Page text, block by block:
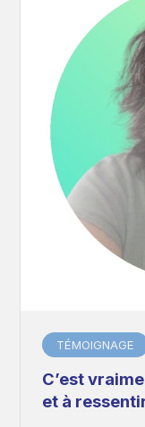
TÉMOIGNAGE
C’est
et à